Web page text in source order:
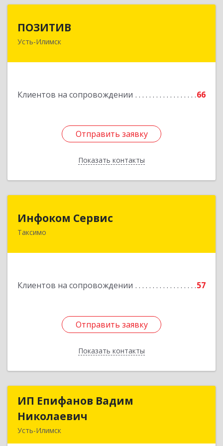
ПОЗИТИВ
Усть-Илимск
Клиентов на сопровождении 66
Отправить заявку
Показать контакты
666679, Иркутская обл, Усть-Илимск г, Дружбы
Отправить заявку
Назад
Инфоком Сервис
Таксимо
Клиентов на сопровождении 57
Отправить заявку
Показать контакты
671560, Республика Бурятия, Муйский р-н, пгт.
Отправить заявку
Назад
ИП Епифанов Вадим
Николаевич
Усть-Илимск
ИП Епифанов Вадим